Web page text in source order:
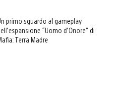
primo sguardo al gameplay
“Uomo d’Onore” di
Terra Madre